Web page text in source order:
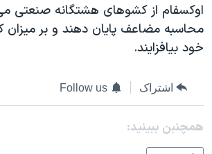
آرشیو پخش زنده
مجموعه مستندهای دادخواهی
تریبونال مردمی آبان ۹۸
دادگاه حمید نوری
چهل سال گروگان‌گیری
قانون شفافیت دارائی کادر رهبری ایران
اعتراضات مردمی آبان ۹۸
اوکسفام از کشوهای هشتگانه صنعتی
محاسبه مضاعف پايان دهند و بر
خود بيافزايند.
اشتراک Follow us
همچنبن ببینید: